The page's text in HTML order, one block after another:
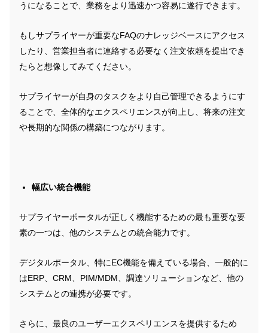
うになることで、業務をより迅速かつ容易に遂行できます。
もしサプライヤーが重要なFAQのナレッジベースにアクセス
したり、営業担当者に連絡する必要なく注文依頼を提出でき
たらと想像してみてください。
サプライヤーが自身のタスクをより自己管理できるようにす
ることで、全体的なエクスペリエンスが向上し、将来の注文
や長期的な関係の構築につながります。
幅広い統合機能
サプライヤーポータルが正しく機能するための最も重要な要
素の一つは、他のシステムとの統合能力です。
デジタルポータル、特にEC機能を備えている場合、一般的に
はERP、CRM、PIM/MDM、調達ソリューションなど、他の
システムとの連携が必要です。
さらに、最良のユーザーエクスペリエンスを提供するため